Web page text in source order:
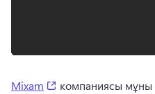
Mixam (opens in a new tab)
компаниясы мұны